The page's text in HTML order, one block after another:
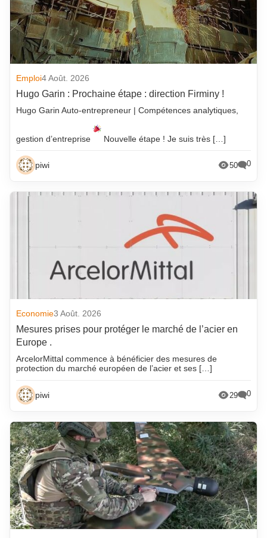
Emploi4 Août. 2026
Hugo Garin : Prochaine étape : direction Firminy !
Hugo Garin Auto-entrepreneur | Compétences analytiques,
gestion d’entreprise Nouvelle étape ! Je suis très […]
piwi 50 0
Economie3 Août. 2026
Mesures prises pour protéger le marché de l’acier en
Europe .
ArcelorMittal commence à bénéficier des mesures de
protection du marché européen de l’acier et ses […]
piwi 29 0